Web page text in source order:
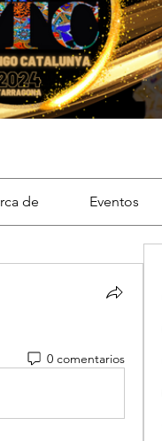
de Eventos
0 comentarios